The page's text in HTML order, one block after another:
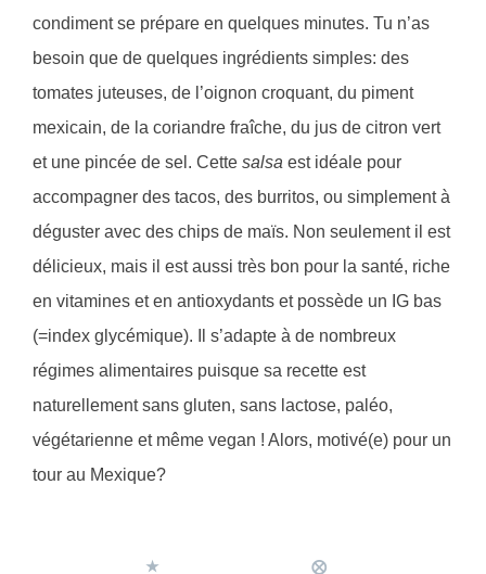
condiment se prépare en quelques minutes. Tu n’as
besoin que de quelques ingrédients simples: des
tomates juteuses, de l’oignon croquant, du piment
mexicain, de la coriandre fraîche, du jus de citron vert
et une pincée de sel. Cette salsa est idéale pour
accompagner des tacos, des burritos, ou simplement à
déguster avec des chips de maïs. Non seulement il est
délicieux, mais il est aussi très bon pour la santé, riche
en vitamines et en antioxydants et possède un IG bas
(=index glycémique). Il s’adapte à de nombreux
régimes alimentaires puisque sa recette est
naturellement sans gluten, sans lactose, paléo,
végétarienne et même vegan ! Alors, motivé(e) pour un
tour au Mexique?
★
⨂